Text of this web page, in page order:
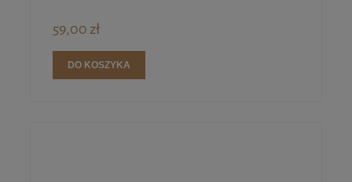
59,00 zł
DO KOSZYKA